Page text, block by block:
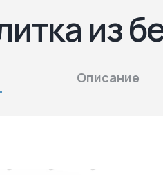
из
Описание